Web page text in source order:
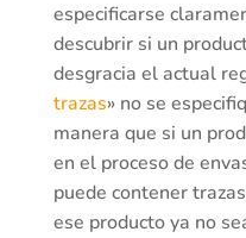
especificarse
descubrir si un
desgracia el actual
trazas» no se
manera que si un
en el proceso de
puede contener
ese producto ya no